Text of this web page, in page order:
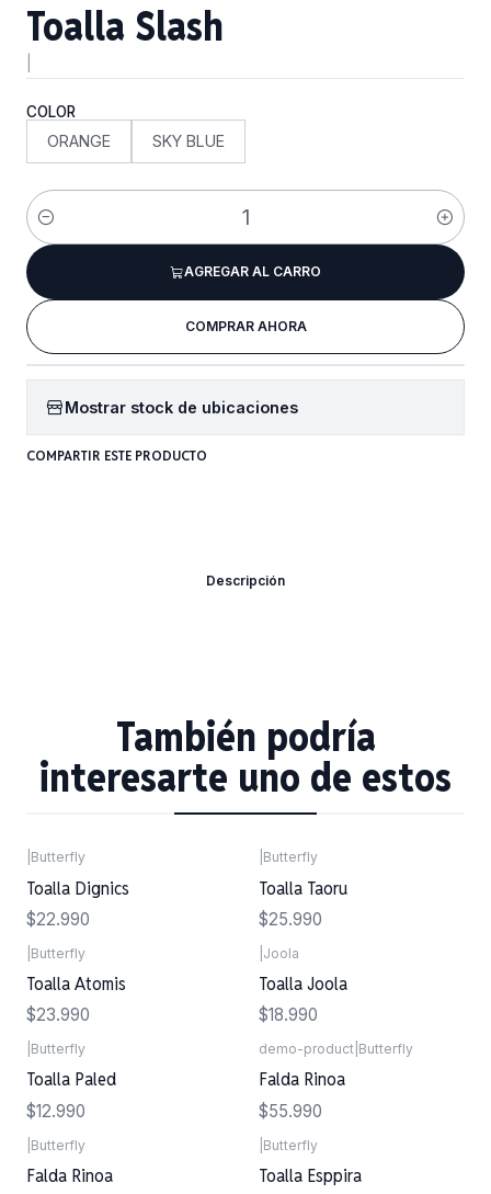
Toalla Slash
COLOR
ORANGE SKY BLUE
Cantidad
AGREGAR AL CARRO
COMPRAR AHORA
Mostrar stock de ubicaciones
COMPARTIR ESTE PRODUCTO
Descripción
También podría
interesarte uno de estos
Butterfly
Toalla Dignics
$22.990
Butterfly
Toalla Taoru
$25.990
Butterfly
Toalla Atomis
$23.990
Joola
Toalla Joola
$18.990
Butterfly
Toalla Paled
$12.990
demo-product Butterfly
Falda Rinoa
$55.990
Butterfly
Falda Rinoa
Butterfly
Toalla Esppira